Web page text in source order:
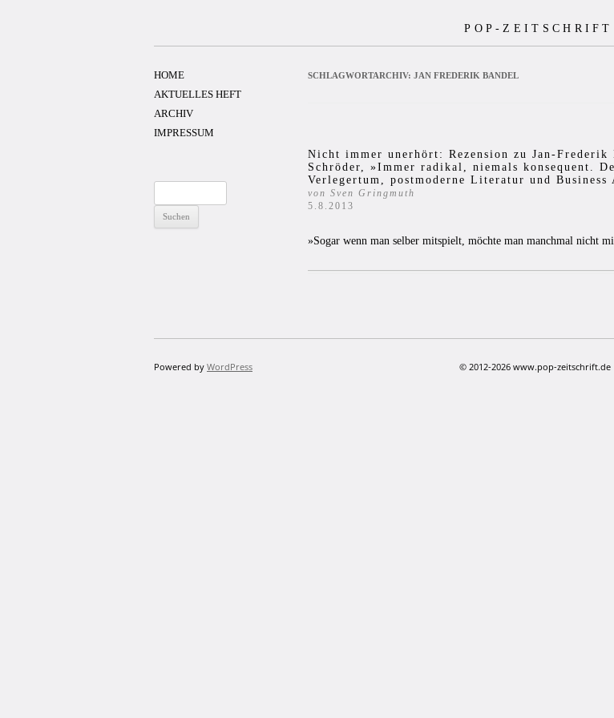
POP-ZEITSCHRIFT
SCHLAGWORTARCHIV: JAN FREDERIK BANDEL
Nicht immer unerhört: Rezension zu Jan-Frederik
Schröder, »Immer radikal, niemals konsequent.
Verlegertum, postmoderne Literatur und Business
von Sven Gringmuth
5.8.2013
»Sogar wenn man selber mitspielt, möchte man manchmal nicht
HOME
AKTUELLES HEFT
ARCHIV
IMPRESSUM
nach:
Powered by WordPress © 2012-2026 www.pop-zeitschrift.de